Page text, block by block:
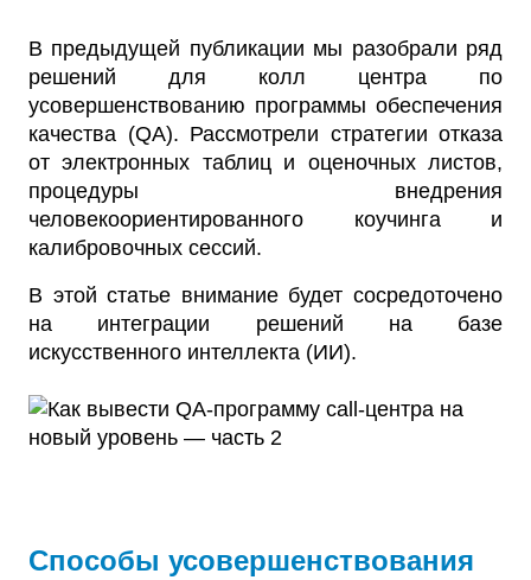
В предыдущей публикации мы разобрали ряд
решений для колл центра по
усовершенствованию программы обеспечения
качества (QA). Рассмотрели стратегии отказа
от электронных таблиц и оценочных листов,
процедуры внедрения
человекоориентированного коучинга и
калибровочных сессий.
В этой статье внимание будет сосредоточено
на интеграции решений на базе
искусственного интеллекта (ИИ).
Способы усовершенствования